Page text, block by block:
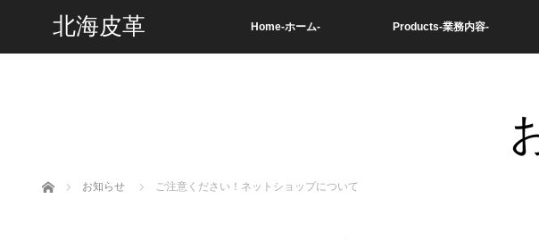
北海皮革 Home-ホーム- Products-業務内容-
ホーム お知らせ ご注意ください！ネットショップについて